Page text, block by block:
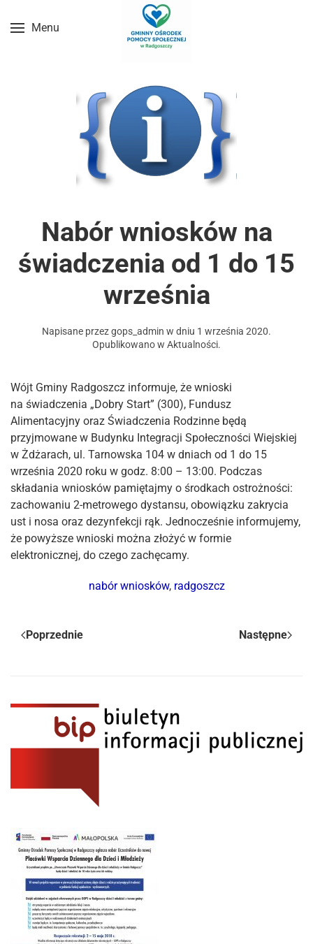
Przejdź do treści głównej
Menu
Nabór wniosków na
świadczenia od 1 do 15
września
Napisane przezgops_admin w dniu 1 września 2020.
Opublikowano w Aktualności.
Wójt Gminy Radgoszcz informuje, że wnioski
na świadczenia „Dobry Start” (300), Fundusz
Alimentacyjny oraz Świadczenia Rodzinne będą
przyjmowane w Budynku Integracji Społeczności Wiejskiej
w Żdżarach, ul. Tarnowska 104 w dniach od 1 do 15
września 2020 roku w godz. 8:00 – 13:00. Podczas
składania wniosków pamiętajmy o środkach ostrożności:
zachowaniu 2-metrowego dystansu, obowiązku zakrycia
ust i nosa oraz dezynfekcji rąk. Jednocześnie informujemy,
że powyższe wnioski można złożyć w formie
elektronicznej, do czego zachęcamy.
nabór wniosków, radgoszcz
Poprzednie Następne